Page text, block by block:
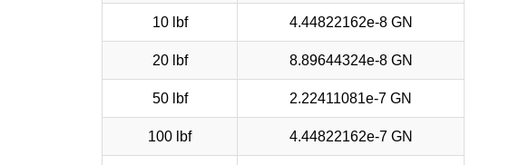
10 lbf 4.44822162e-8 GN
20 lbf 8.89644324e-8 GN
50 lbf 2.22411081e-7 GN
100 lbf 4.44822162e-7 GN